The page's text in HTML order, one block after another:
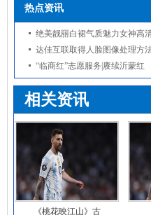
热点资讯
绝美靓丽白裙气质魅力女神高
达佳互联取得人脸图像处理方
“临商红”志愿服务|赓续沂蒙红
相关资讯
《桃花映江山》古